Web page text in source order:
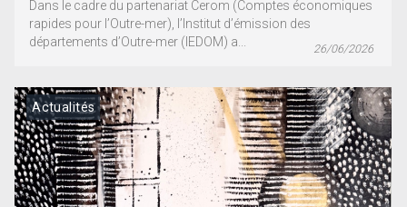
Dans le cadre du partenariat Cerom (Comptes économiques
rapides pour l’Outre-mer), l’Institut d’émission des
départements d’Outre-mer (IEDOM) a...
26/06/2026
Actualités